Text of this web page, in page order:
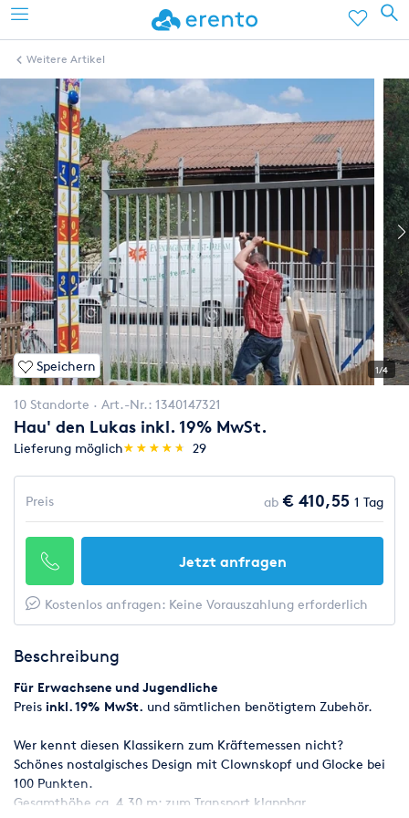
Weitere Artikel
Speichern 1/4
10 Standorte Art.-Nr.: 1340147321
Hau' den Lukas inkl. 19% MwSt.
Lieferung möglich(*)
★
★
(*)★
★
(*) ★
★
(*) ★
★
(*) ★
★ 29
Preis ab € 410,55 1 Tag
Jetzt anfragen
Kostenlos anfragen: Keine Vorauszahlung erforderlich
Beschreibung
Für Erwachsene und Jugendliche
Preis inkl. 19% MwSt. und sämtlichen benötigtem Zubehör.
Wer kennt diesen Klassikern zum Kräftemessen nicht?
Schönes nostalgisches Design mit Clownskopf und Glocke bei
100 Punkten.
Gesamthöhe ca. 4,30 m; zum Transport klappbar.